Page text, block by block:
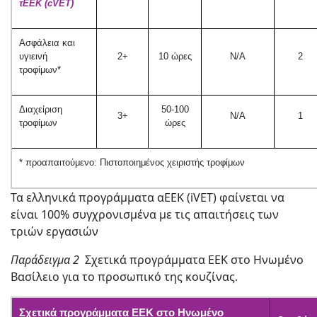
τΕΕΚ (cVET)
Ασφάλεια και
υγιεινή
τροφίμων*
2+ 10 ώρες N/A 2
Διαχείριση
τροφίμων
3+
50-100
ώρες
N/A 1
* προαπαιτούμενο: Πιστοποιημένος χειριστής τροφίμων
Τα ελληνικά προγράμματα αΕΕΚ (iVET) φαίνεται να
είναι 100% συγχρονισμένα με τις απαιτήσεις των
τριών εργασιών
Παράδειγμα 2 Σχετικά προγράμματα ΕΕΚ στο Ηνωμένο
Βασίλειο για το προσωπικό της κουζίνας.
Σχετικά προγράμματα ΕΕΚ στο Ηνωμένο